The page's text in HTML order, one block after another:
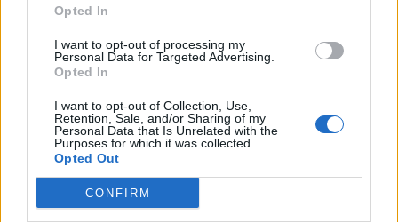
Opted In
I want to opt-out of processing my
Personal Data for Targeted Advertising.
Opted In
I want to opt-out of Collection, Use,
Retention, Sale, and/or Sharing of my
Personal Data that Is Unrelated with the
Purposes for which it was collected.
Opted Out
CONFIRM
2026-8-7 KL. 16:00
Simona peppade
Liberalerna i Växjö -
hoppas på lyft som i
valet 2002